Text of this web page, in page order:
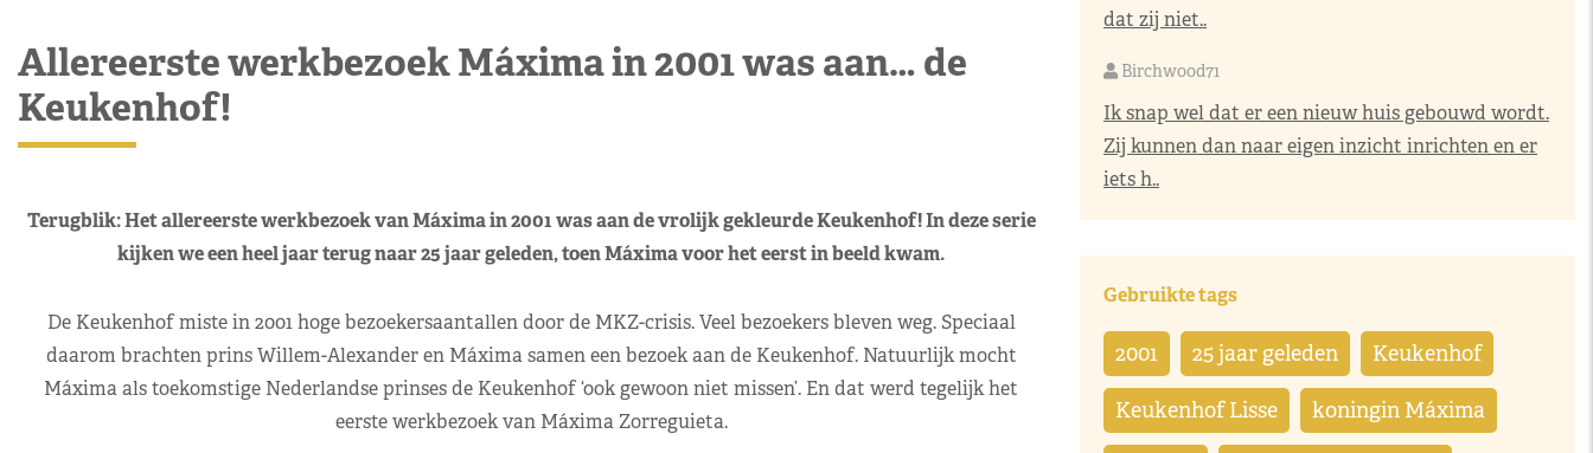
Allereerste werkbezoek Máxima in 2001 was aan… de
Keukenhof!
Terugblik: Het allereerste werkbezoek van Máxima in 2001 was aan de vrolijk gekleurde Keukenhof! In deze serie
kijken we een heel jaar terug naar 25 jaar geleden, toen Máxima voor het eerst in beeld kwam.
De Keukenhof miste in 2001 hoge bezoekersaantallen door de MKZ-crisis. Veel bezoekers bleven weg. Speciaal
daarom brachten prins Willem-Alexander en Máxima samen een bezoek aan de Keukenhof. Natuurlijk mocht
Máxima als toekomstige Nederlandse prinses de Keukenhof ‘ook gewoon niet missen’. En dat werd tegelijk het
eerste werkbezoek van Máxima Zorreguieta.
dat zij niet..
Birchwood71
Ik snap wel dat er een nieuw huis gebouwd wordt.
Zij kunnen dan naar eigen inzicht inrichten en er
iets h..
Gebruikte tags
2001 25 jaar geleden Keukenhof
Keukenhof Lisse koningin Máxima